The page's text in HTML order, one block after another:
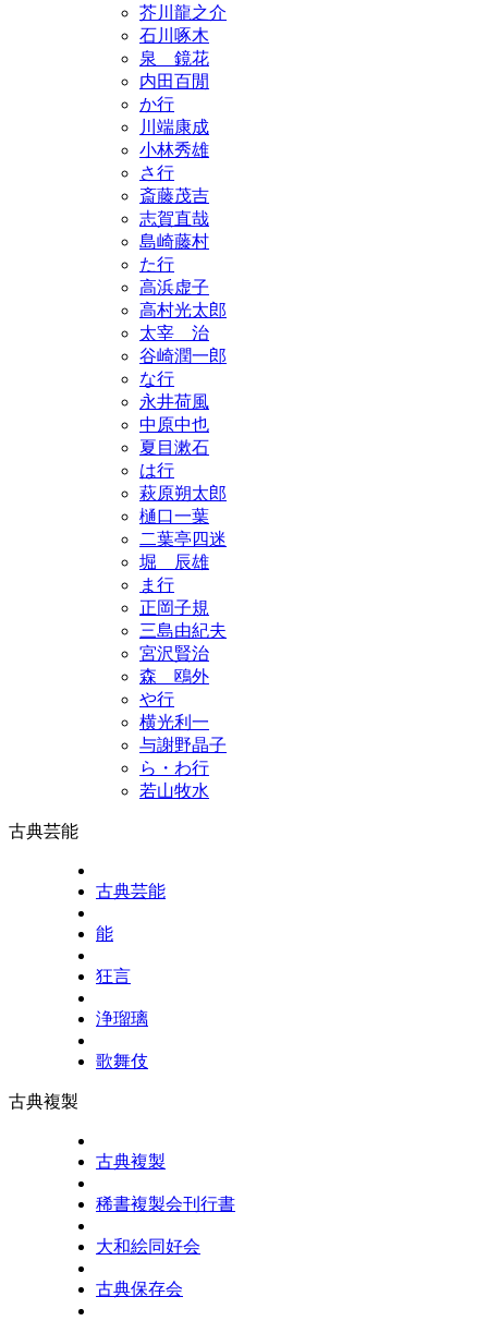
芥川龍之介
石川啄木
泉 鏡花
内田百閒
か行
川端康成
小林秀雄
さ行
斎藤茂吉
志賀直哉
島崎藤村
た行
高浜虚子
高村光太郎
太宰 治
谷崎潤一郎
な行
永井荷風
中原中也
夏目漱石
は行
萩原朔太郎
樋口一葉
二葉亭四迷
堀 辰雄
ま行
正岡子規
三島由紀夫
宮沢賢治
森 鴎外
や行
横光利一
与謝野晶子
ら・わ行
若山牧水
古典芸能
古典芸能
能
狂言
浄瑠璃
歌舞伎
古典複製
古典複製
稀書複製会刊行書
大和絵同好会
古典保存会